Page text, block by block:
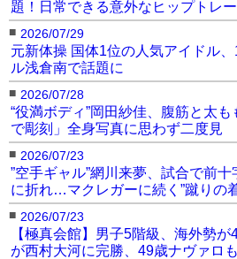
題！日常できる意外なヒップトレ
■ 2026/07/29
元新体操 国体1位の人気アイドル
ル浅倉南で話題に
■ 2026/07/28
“役満ボディ”岡田紗佳、腹筋と太も
で彫刻」全身写真に思わず二度見
■ 2026/07/23
”空手ギャル”網川来夢、試合で前
に折れ…マクレガーに続く”蹴りの
■ 2026/07/23
【極真会館】男子5階級、海外勢
が西村大河に完勝、49歳ナヴァロ